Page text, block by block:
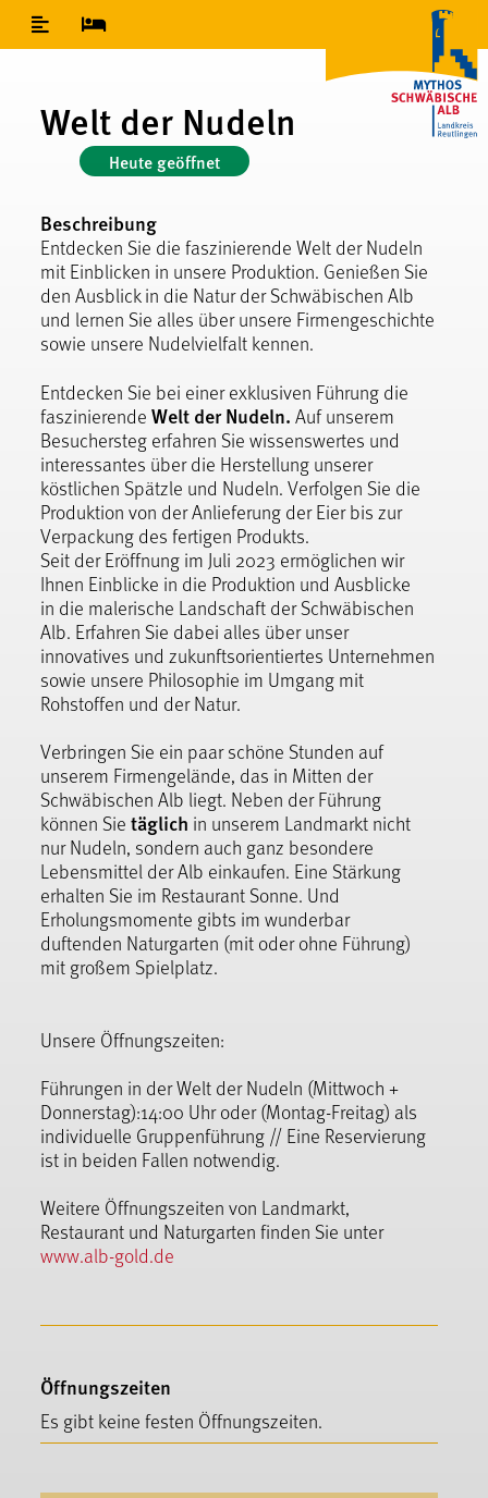
Inhaltsverzeichnis
Welt der Nudeln
Heute geöffnet
Beschreibung
Entdecken Sie die faszinierende Welt der Nudeln
mit Einblicken in unsere Produktion. Genießen Sie
den Ausblick in die Natur der Schwäbischen Alb
und lernen Sie alles über unsere Firmengeschichte
sowie unsere Nudelvielfalt kennen.
Entdecken Sie bei einer exklusiven Führung die
faszinierendeWelt der Nudeln.Auf unserem
Besuchersteg erfahren Sie wissenswertes und
interessantes über die Herstellung unserer
köstlichen Spätzle und Nudeln. Verfolgen Sie die
Produktion von der Anlieferung der Eier bis zur
Verpackung des fertigen Produkts.
Seit der Eröffnung im Juli 2023 ermöglichen wir
Ihnen Einblicke in die Produktion und Ausblicke
in die malerische Landschaft der Schwäbischen
Alb. Erfahren Sie dabei alles über unser
innovatives und zukunftsorientiertes Unternehmen
sowie unsere Philosophie im Umgang mit
Rohstoffen und der Natur.
Verbringen Sie ein paar schöne Stunden auf
unserem Firmengelände, das in Mitten der
Schwäbischen Alb liegt. Neben der Führung
können Sietäglich in unserem Landmarkt nicht
nur Nudeln, sondern auch ganz besondere
Lebensmittel der Alb einkaufen. Eine Stärkung
erhalten Sie im Restaurant Sonne. Und
Erholungsmomente gibts im wunderbar
duftenden Naturgarten (mit oder ohne Führung)
mit großem Spielplatz.
Unsere Öffnungszeiten:
Führungen in der Welt der Nudeln (Mittwoch +
Donnerstag):14:00 Uhr oder (Montag-Freitag) als
individuelle Gruppenführung // Eine Reservierung
ist in beiden Fallen notwendig.
Weitere Öffnungszeiten von Landmarkt,
Restaurant und Naturgarten finden Sie unter
www.alb-gold.de
Öffnungszeiten
Es gibt keine festen Öffnungszeiten.